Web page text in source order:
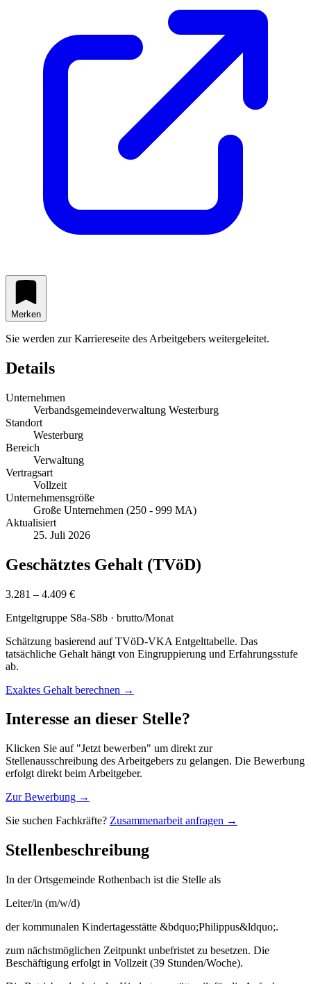
Merken
Sie werden zur Karriereseite des Arbeitgebers weitergeleitet.
Details
Unternehmen
Verbandsgemeindeverwaltung Westerburg
Standort
Westerburg
Bereich
Verwaltung
Vertragsart
Vollzeit
Unternehmensgröße
Große Unternehmen (250 - 999 MA)
Aktualisiert
25. Juli 2026
Geschätztes Gehalt (TVöD)
3.281 – 4.409 €
Entgeltgruppe S8a-S8b · brutto/Monat
Schätzung basierend auf TVöD-VKA Entgelttabelle. Das
tatsächliche Gehalt hängt von Eingruppierung und Erfahrungsstufe
ab.
Exaktes Gehalt berechnen →
Interesse an dieser Stelle?
Klicken Sie auf "Jetzt bewerben" um direkt zur
Stellenausschreibung des Arbeitgebers zu gelangen. Die Bewerbung
erfolgt direkt beim Arbeitgeber.
Zur Bewerbung →
Sie suchen Fachkräfte? Zusammenarbeit anfragen →
Stellenbeschreibung
In der Ortsgemeinde Rothenbach ist die Stelle als
Leiter/in (m/w/d)
der kommunalen Kindertagesstätte &bdquo;Philippus&ldquo;.
zum nächstmöglichen Zeitpunkt unbefristet zu besetzen. Die
Beschäftigung erfolgt in Vollzeit (39 Stunden/Woche).